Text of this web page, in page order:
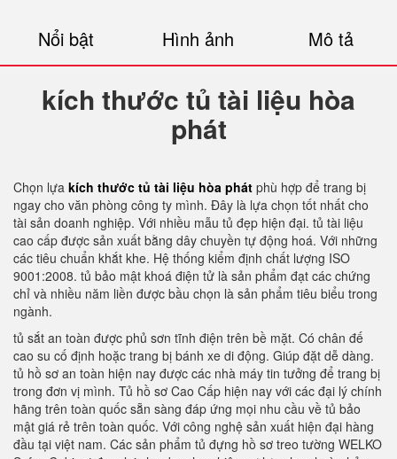
Nổi bật Hình ảnh Mô tả
kích thước tủ tài liệu hòa
phát
Chọn lựa kích thước tủ tài liệu hòa phát phù hợp để trang bị
ngay cho văn phòng công ty mình. Đây là lựa chọn tốt nhất cho
tài sản doanh nghiệp. Với nhiều mẫu tủ đẹp hiện đại. tủ tài liệu
cao cấp được sản xuất bằng dây chuyền tự động hoá. Với những
các tiêu chuẩn khắt khe. Hệ thống kiểm định chất lượng ISO
9001:2008. tủ bảo mật khoá điện tử là sản phẩm đạt các chứng
chỉ và nhiều năm liền được bầu chọn là sản phẩm tiêu biểu trong
ngành.
tủ sắt an toàn được phủ sơn tĩnh điện trên bề mặt. Có chân đế
cao su cố định hoặc trang bị bánh xe di động. Giúp đặt dễ dàng.
tủ hồ sơ an toàn hiện nay được các nhà máy tin tưởng để trang bị
trong đơn vị mình. Tủ hồ sơ Cao Cấp hiện nay với các đại lý chính
hãng trên toàn quốc sẵn sàng đáp ứng mọi nhu cầu về tủ bảo
mật giá rẻ trên toàn quốc. Với công nghệ sản xuất hiện đại hàng
đầu tại việt nam. Các sản phẩm tủ đựng hồ sơ treo tường WELKO